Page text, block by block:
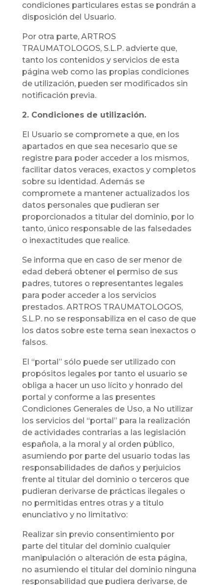
condiciones particulares estas se pondrán a
disposición del Usuario.
Por otra parte, ARTROS
TRAUMATOLOGOS, S.L.P. advierte que,
tanto los contenidos y servicios de esta
página web como las propias condiciones
de utilización, pueden ser modificados sin
notificación previa.
2. Condiciones de utilización.
El Usuario se compromete a que, en los
apartados en que sea necesario que se
registre para poder acceder a los mismos,
facilitar datos veraces, exactos y completos
sobre su identidad. Además se
compromete a mantener actualizados los
datos personales que pudieran ser
proporcionados a titular del dominio, por lo
tanto, único responsable de las falsedades
o inexactitudes que realice.
Se informa que en caso de ser menor de
edad deberá obtener el permiso de sus
padres, tutores o representantes legales
para poder acceder a los servicios
prestados. ARTROS TRAUMATOLOGOS,
S.L.P. no se responsabiliza en el caso de que
los datos sobre este tema sean inexactos o
falsos.
El “portal” sólo puede ser utilizado con
propósitos legales por tanto el usuario se
obliga a hacer un uso lícito y honrado del
portal y conforme a las presentes
Condiciones Generales de Uso, a No utilizar
los servicios del “portal” para la realización
de actividades contrarias a las legislación
española, a la moral y al orden público,
asumiendo por parte del usuario todas las
responsabilidades de daños y perjuicios
frente al titular del dominio o terceros que
pudieran derivarse de prácticas ilegales o
no permitidas entres otras y a titulo
enunciativo y no limitativo:
Realizar sin previo consentimiento por
parte del titular del dominio cualquier
manipulación o alteración de esta página,
no asumiendo el titular del dominio ninguna
responsabilidad que pudiera derivarse, de